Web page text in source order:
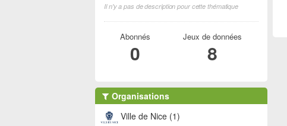
Il n'y a pas de description pour cette thématique
Abonnés
0
Jeux de données
8
Organisations
Ville de Nice (1)